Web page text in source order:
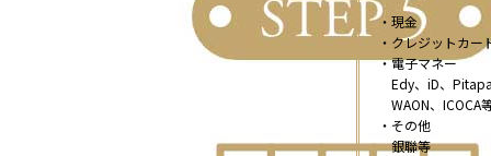
・現金
・クレジットカー
・電子マネー
Edy、iD、
WAON、ICOCA
・その他
銀聯等